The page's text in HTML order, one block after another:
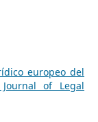
europeo del
Journal of Legal